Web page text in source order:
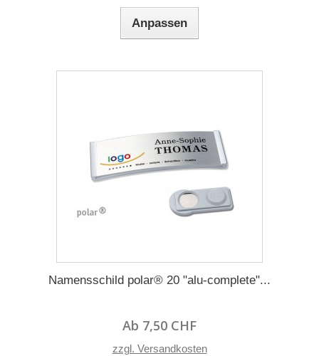
Anpassen
Namensschild polar® 20 "alu-complete"...
Ab 7,50 CHF
zzgl. Versandkosten